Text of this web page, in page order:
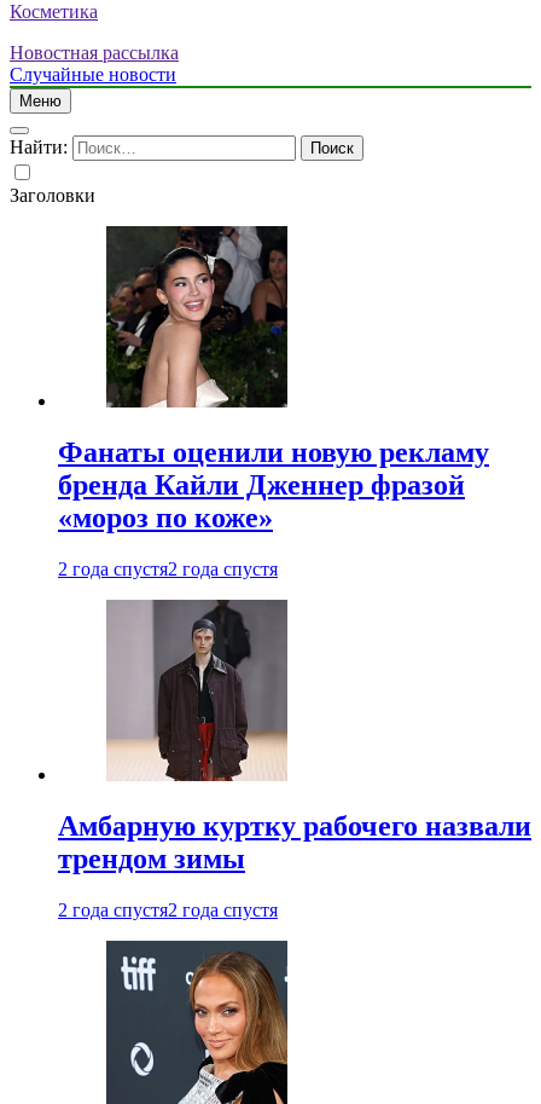
Косметика
Новостная рассылка
Случайные новости
Меню
Найти:
Заголовки
Фанаты оценили новую рекламу
бренда Кайли Дженнер фразой
«мороз по коже»
2 года спустя2 года спустя
Амбарную куртку рабочего назвали
трендом зимы
2 года спустя2 года спустя